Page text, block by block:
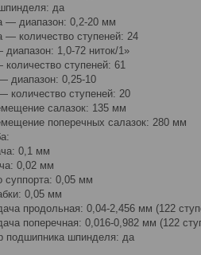
да
— диапазон: 0,2-20 мм
— количество ступеней: 24
1,0-72 ниток/1»
ступеней: 61
диапазон: 0,25-10
количество ступеней: 20
салазок: 135 мм
поперечных салазок: 280 мм
0,1 мм
0,02 мм
суппорта: 0,05 мм
0,05 мм
продольная: 0,04-2,456 мм (122
поперечная: 0,016-0,982 мм (122
подшипника шпинделя: да